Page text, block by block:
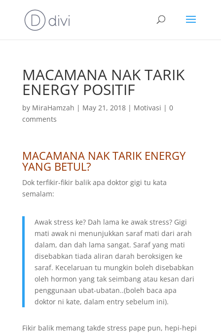
MACAMANA NAK TARIK
ENERGY POSITIF
by MiraHamzah | May 21, 2018| Motivasi | 0
comments
MACAMANA NAK TARIK ENERGY
YANG BETUL?
Dok terfikir-fikir balik apa doktor gigi tu kata
semalam:
Awak stress ke? Dah lama ke awak stress? Gigi
mati awak ni menunjukkan saraf mati dari arah
dalam, dan dah lama sangat. Saraf yang mati
disebabkan tiada aliran darah beroksigen ke
saraf. Kecelaruan tu mungkin boleh disebabkan
oleh hormon yang tak seimbang atau kesan dari
penggunaan ubat-ubatan..(boleh baca apa
doktor ni kate, dalam entry sebelum ini).
Fikir balik memang takde stress pape pun, hepi-hepi